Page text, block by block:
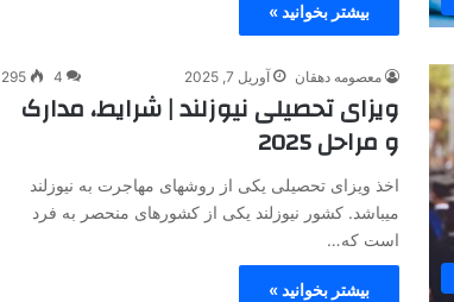
بیشتر بخوانید »
معصومه دهقان آوریل 7, 2025 4
295
ویزای تحصیلی نیوزلند | شرایط، مدارک
و مراحل 2025
اخذ ویزای تحصیلی یکی از روشهای مهاجرت به نیوزلند
میباشد. کشور نیوزلند یکی از کشورهای منحصر به فرد
است که…
بیشتر بخوانید »